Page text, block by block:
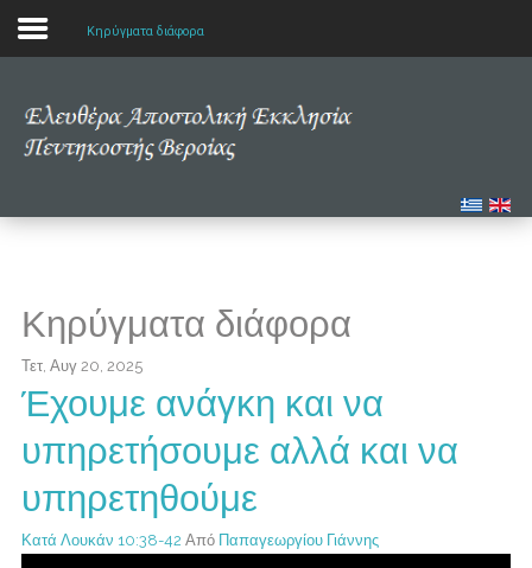
Αρχική
Μελετώντας την Αγία Γραφή
Κηρύγματα διάφορα
Κηρύγματα διάφορα
Τετ, Αυγ 20, 2025
Έχουμε ανάγκη και να
υπηρετήσουμε αλλά και να
υπηρετηθούμε
Κατά Λουκάν 10:38-42 Από Παπαγεωργίου Γιάννης